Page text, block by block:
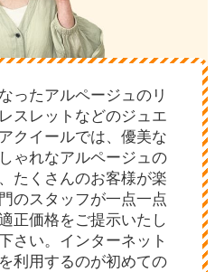
ったアルページュのリ
スレットなどのジュエ
クイールでは、優美な
ゃれなアルページュの
たくさんのお客様が楽
のスタッフが一点一点
正価格をご提示いたし
さい。インターネット
利用するのが初めての